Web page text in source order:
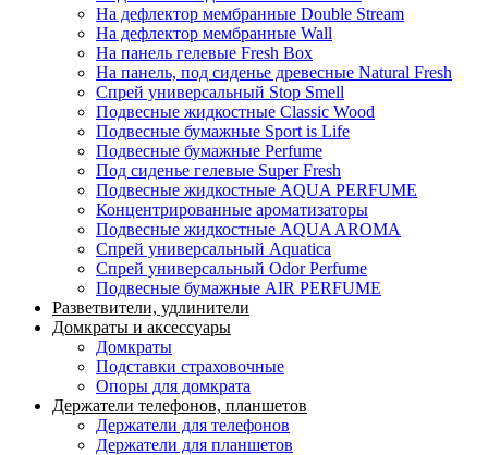
На дефлектор мембранные Double Stream
На дефлектор мембранные Wall
На панель гелевые Fresh Box
На панель, под сиденье древесные Natural Fresh
Спрей универсальный Stop Smell
Подвесные жидкостные Classic Wood
Подвесные бумажные Sport is Life
Подвесные бумажные Perfume
Под сиденье гелевые Super Fresh
Подвесные жидкостные AQUA PERFUME
Концентрированные ароматизаторы
Подвесные жидкостные AQUA AROMA
Спрей универсальный Aquatica
Спрей универсальный Odor Perfume
Подвесные бумажные AIR PERFUME
Разветвители, удлинители
Домкраты и аксессуары
Домкраты
Подставки страховочные
Опоры для домкрата
Держатели телефонов, планшетов
Держатели для телефонов
Держатели для планшетов